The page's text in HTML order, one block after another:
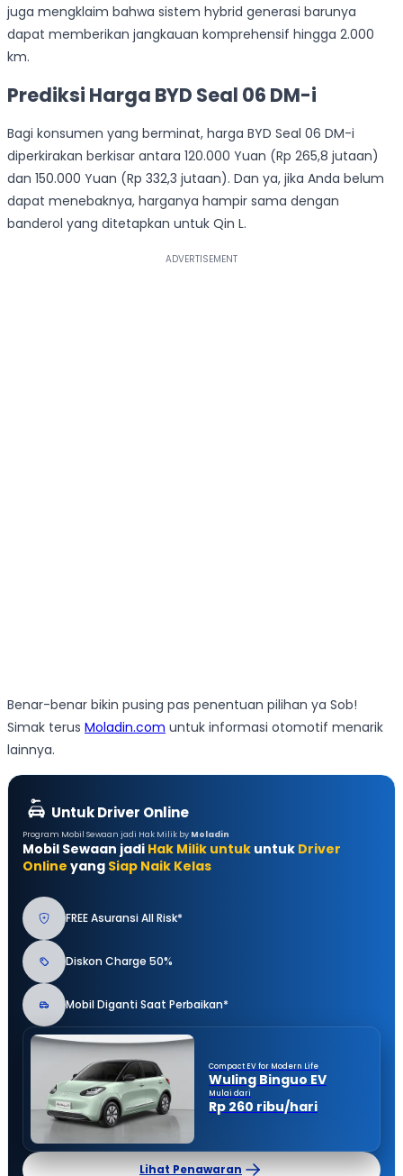
juga mengklaim bahwa sistem hybrid generasi barunya
dapat memberikan jangkauan komprehensif hingga 2.000
km.
Prediksi Harga BYD Seal 06 DM-i
Bagi konsumen yang berminat, harga BYD Seal 06 DM-i
diperkirakan berkisar antara 120.000 Yuan (Rp 265,8 jutaan)
dan 150.000 Yuan (Rp 332,3 jutaan). Dan ya, jika Anda belum
dapat menebaknya, harganya hampir sama dengan
banderol yang ditetapkan untuk Qin L.
Benar-benar bikin pusing pas penentuan pilihan ya Sob!
Simak terus Moladin.com untuk informasi otomotif menarik
lainnya.
Untuk Driver Online
Program Mobil Sewaan jadi Hak Milik by Moladin
Mobil Sewaan jadi Hak Milik untuk untuk Driver
Online yang Siap Naik Kelas
FREE Asuransi All Risk*
Diskon Charge 50%
Mobil Diganti Saat Perbaikan*
Compact EV for Modern Life
Wuling Binguo EV
Mulai dari
Rp 260 ribu/hari
Lihat Penawaran